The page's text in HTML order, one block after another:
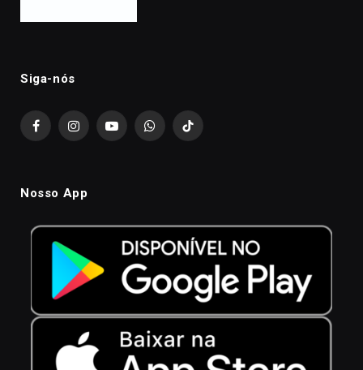
Siga-nós
FacebookInstagramYouTubeWhatsAppTikTok
Nosso App